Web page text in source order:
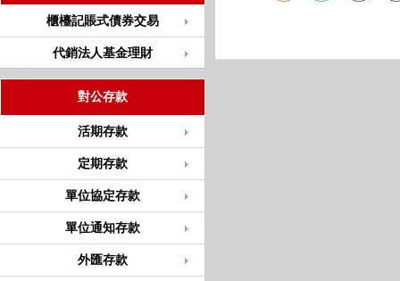
櫃檯記賬式債券交易
代銷法人基金理財
對公存款
活期存款
定期存款
單位協定存款
單位通知存款
外匯存款